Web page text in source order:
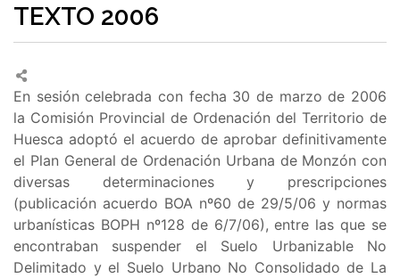
TEXTO 2006
En sesión celebrada con fecha 30 de marzo de 2006
la Comisión Provincial de Ordenación del Territorio de
Huesca adoptó el acuerdo de aprobar definitivamente
el Plan General de Ordenación Urbana de Monzón con
diversas determinaciones y prescripciones
(publicación acuerdo BOA nº60 de 29/5/06 y normas
urbanísticas BOPH nº128 de 6/7/06), entre las que se
encontraban suspender el Suelo Urbanizable No
Delimitado y el Suelo Urbano No Consolidado de La